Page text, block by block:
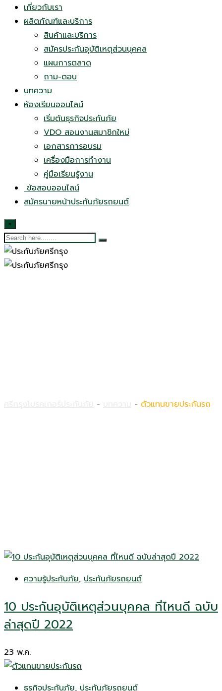
เกี่ยวกับเรา
ผลิตภัณฑ์และบริการ
สินค้าและบริการ
สมัครประกันอุบัติเหตุส่วนบุคคล
แผนการตลาด
ถาม-ตอบ
บทความ
ห้องเรียนออนไลน์
เริ่มต้นธุรกิจประกันภัย
VDO สอนงานสมาชิกใหม่
เอกสารการอบรม
เครื่องมือการทำงาน
คู่มือเรียนรู้งาน
ข้อสอบออนไลน์
สมัครนายหน้าประกันภัยรถยนต์
×
- - ตัวแทนขายประกันรถ
ความรู้ประกันภัย, ประกันภัยรถยนต์
10 ประกันอุบัติเหตุส่วนบุคคล ที่ไหนดี ฉบับ
ล่าสุดปี 2022
23 พ.ค.
ธุรกิจประกันภัย, ประกันภัยรถยนต์